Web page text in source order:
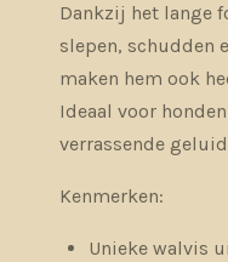
Dankzij het lange
slepen, schudden
maken hem ook
Ideaal voor
verrassende
Kenmerken:
Unieke walvis